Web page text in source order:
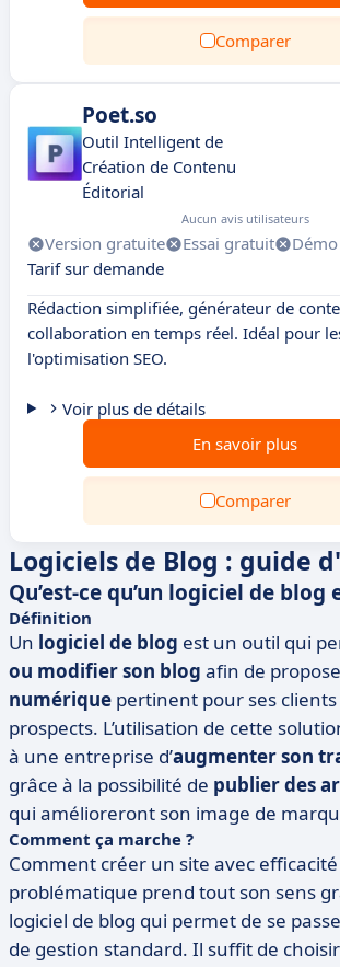
Comparer
Poet.so
Outil Intelligent de
Création de Contenu
Éditorial
Aucun avis utilisateurs
Version gratuite Essai gratuit
Tarif sur demande
Rédaction simplifiée, générateur de
collaboration en temps réel. Idéal pour
l'optimisation SEO.
Voir plus de détails
En savoir plus
Comparer
Logiciels de Blog : guide
Qu’est-ce qu’un logiciel de blog
Définition
Un logiciel de blog est un outil qui
ou modifier son blog afin de
numérique pertinent pour ses clients
prospects. L’utilisation de cette
à une entreprise d’augmenter son
grâce à la possibilité de publier des
qui amélioreront son image de
Comment ça marche ?
Comment créer un site avec efficacité
problématique prend tout son sens
logiciel de blog qui permet de se
de gestion standard. Il suffit de choisir